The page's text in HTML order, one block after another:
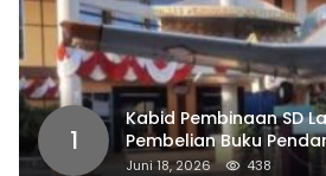
1
Kabid Pembinaan SD
Pembelian Buku
Dipaksakan
Juni 18, 2026 438